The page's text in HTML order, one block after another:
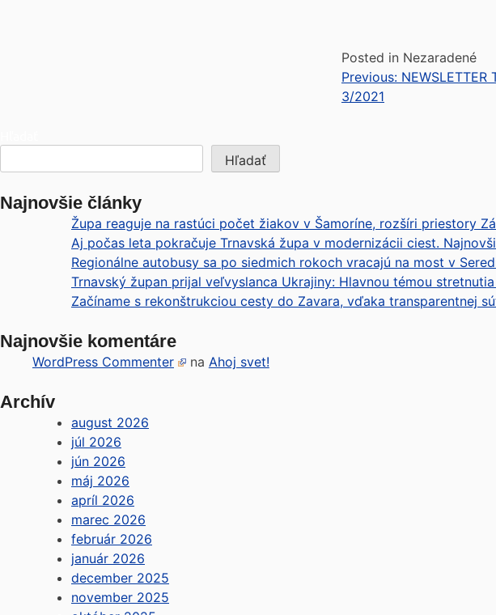
Posted in Nezaradené
Previous: NEWSLETTER
3/2021
Hľadať
Najnovšie články
Župa reaguje na rastúci počet žiakov v Šamoríne, rozšíri priestory
Aj počas leta pokračuje Trnavská župa v modernizácii ciest.
Regionálne autobusy sa po siedmich rokoch vracajú na most v
Trnavský župan prijal veľvyslanca Ukrajiny: Hlavnou témou
Začíname s rekonštrukciou cesty do Zavara, vďaka transparentnej
Najnovšie komentáre
WordPress Commenter na Ahoj svet!
Archív
august 2026
júl 2026
jún 2026
máj 2026
apríl 2026
marec 2026
február 2026
január 2026
december 2025
november 2025